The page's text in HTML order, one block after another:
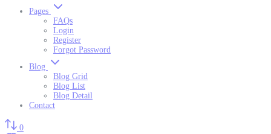
Pages
FAQs
Login
Register
Forgot Password
Blog
Blog Grid
Blog List
Blog Detail
Contact
0